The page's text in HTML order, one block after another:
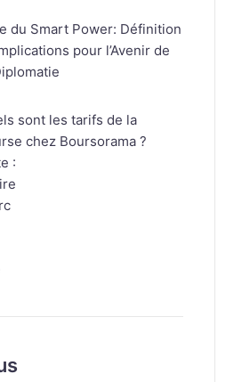
du Smart Power: Définition
pour l’Avenir de
sont les tarifs de la
chez Boursorama ?